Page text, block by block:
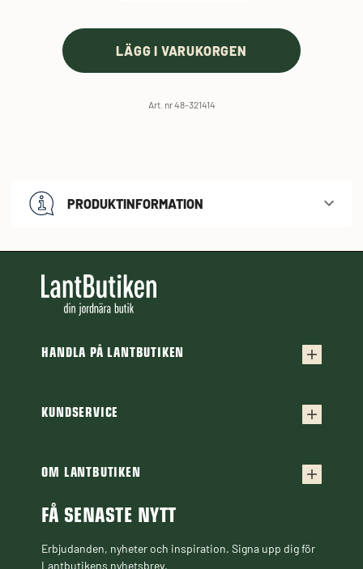
LÄGG I VARUKORGEN
Art. nr 48-321414
PRODUKTINFORMATION
HANDLA PÅ LANTBUTIKEN
Frakt & leverans
Finansiering
Guider & Artiklar
Black Week
KUNDSERVICE
Frågor & svar
Cookiepolicy
OM LANTBUTIKEN
Om Lantbutiken
FÅ SENASTE NYTT
Erbjudanden, nyheter och inspiration. Signa upp dig för
Lantbutikens nyhetsbrev.